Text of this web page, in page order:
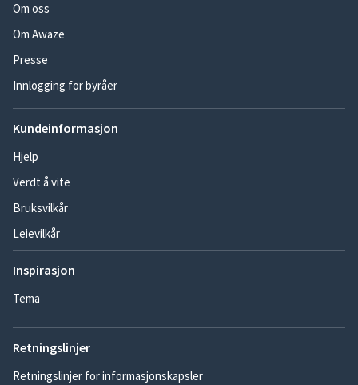
Om oss
Om Awaze
Presse
Innlogging for byråer
Kundeinformasjon
Hjelp
Verdt å vite
Bruksvilkår
Leievilkår
Inspirasjon
Tema
Retningslinjer
Retningslinjer for informasjonskapsler